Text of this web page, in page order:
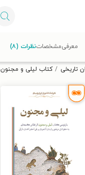
تخفیف از طاقچه دریافت کن.
تاریخی کتاب لیلی و مجنون
معرفیمشخصاتنظرات (۸)